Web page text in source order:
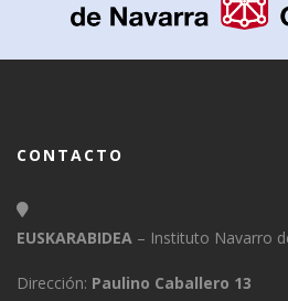
CONTACTO
EUSKARABIDEA – Instituto Navarro
Dirección: Paulino Caballero 13